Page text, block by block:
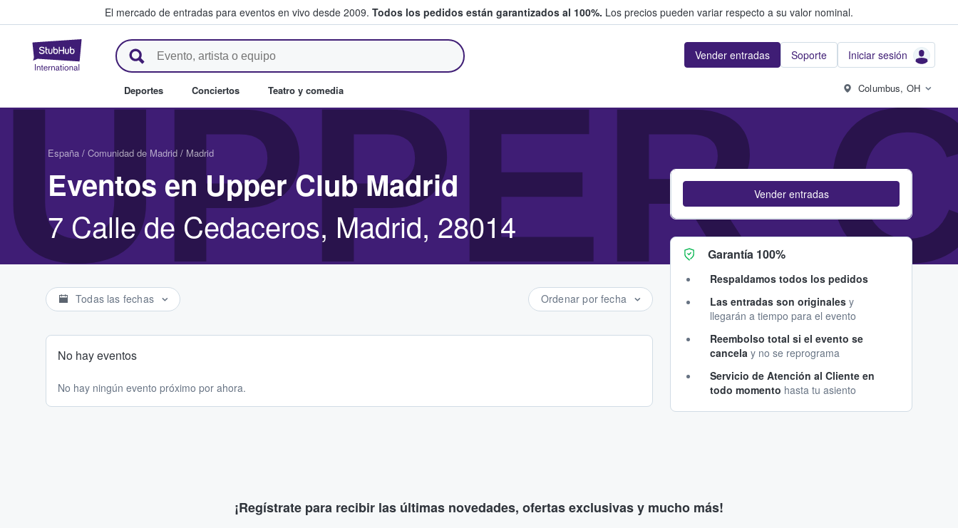
El mercado de entradas para eventos en vivo desde 2009. Todos los pedidos están garantizados al 100%. Los precios pueden variar respecto a su valor nominal.
StubHub: compra y venta de entradas entre fans Vender entradas Soporte Iniciar sesión
Deportes Conciertos Teatro y comedia Columbus, OH
UPPER
España / Comunidad de Madrid / Madrid
Eventos en Upper Club Madrid
7 Calle de Cedaceros, Madrid, 28014
Todas las fechas Ordenar por fecha
No hay eventos
No hay ningún evento próximo por ahora.
Vender entradas
Garantía 100%
Respaldamos todos los pedidos
Las entradas son originales y
llegarán a tiempo para el evento
Reembolso total si el evento se
cancela y no se reprograma
Servicio de Atención al Cliente en
todo momento hasta tu asiento
¡Regístrate para recibir las últimas novedades, ofertas exclusivas y mucho más!